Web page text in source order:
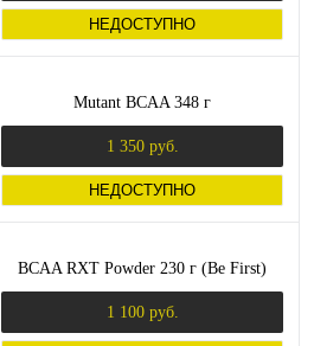
НЕДОСТУПНО
Mutant BCAA 348 г
1 350 руб.
НЕДОСТУПНО
BCAA RXT Powder 230 г (Be First)
1 100 руб.